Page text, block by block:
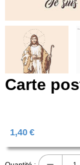
Carte
1,40 €